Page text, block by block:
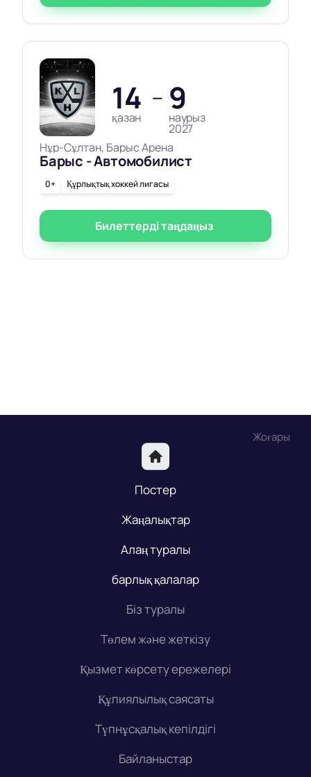
14
қазан
— 9
наурыз
2027
Нұр-Сұлтан, Барыс Арена
Барыс - Автомобилист
0+ Құрлықтық хоккей лигасы
Билеттерді таңдаңыз
Жоғары
Постер
Жаңалықтар
Алаң туралы
барлық қалалар
Біз туралы
Төлем және жеткізу
Қызмет көрсету ережелері
Құпиялылық саясаты
Түпнұсқалық кепілдігі
Байланыстар